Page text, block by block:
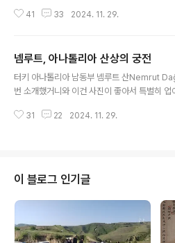
사한 황소 머리 모양 스톤 리톤 Stone Rhyton
41 33 2024. 11. 29.
넴루트, 아나톨리아 산상의 궁전
터키 아나톨리아 남동부 넴루트 산Nemrut
번 소개했거니와 이건 사진이 좋아서 특별히 업
로 간주되지만 파괴가 극심하다.한데 이 파괴가
31 22 2024. 11. 29.
이 블로그 인기글